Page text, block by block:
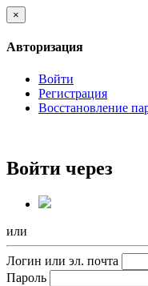
×
Авторизация
Войти
Регистрация
Восстановление
Войти через
или
Логин или эл. почта
Пароль